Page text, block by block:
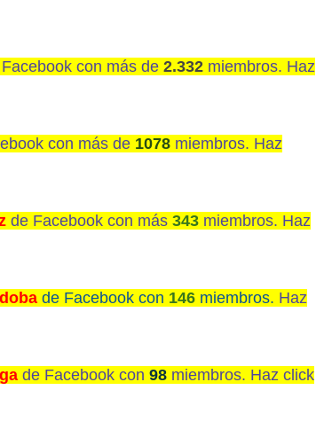
Facebook con más de 2.332 miembros. Haz
con más de 1078miembros. Haz
de Facebook con más 343miembros. Haz
de Facebook con 146miembros. Haz
de Facebook con 98miembros. Haz click